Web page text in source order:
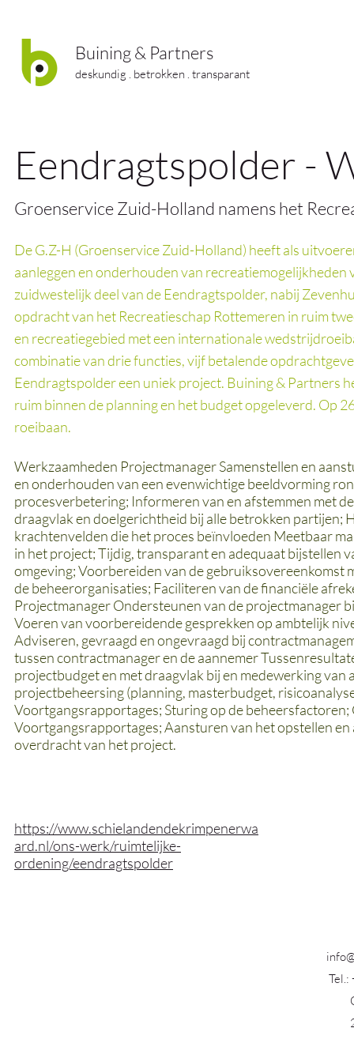
Buining & Partners
deskundig . betrokken . transparant
Eendragtspolder -
Groenservice Zuid-Holland namens het
De G.Z-H (Groenservice Zuid-Holland) heeft als
aanleggen en onderhouden van
zuidwestelijk deel van de Eendragtspolder, nabij
opdracht van het Recreatieschap Rottemeren in ruim
en recreatiegebied met een internationale
combinatie van drie functies, vijf betalende
Eendragtspolder een uniek project. Buining & Partners
ruim binnen de planning en het budget opgeleverd. Op
roeibaan.
Werkzaamheden Projectmanager Samenstellen en
en onderhouden van een evenwichtige beeldvorming
procesverbetering; Informeren van en afstemmen met
draagvlak en doelgerichtheid bij alle betrokken partijen;
krachtenvelden die het proces beïnvloeden Meetbaar
in het project; Tijdig, transparant en adequaat bijstellen
omgeving; Voorbereiden van de gebruiksovereenkomst
de beheerorganisaties; Faciliteren van de financiële
Projectmanager Ondersteunen van de projectmanager
Voeren van voorbereidende gesprekken op ambtelijk
Adviseren, gevraagd en ongevraagd bij
tussen contractmanager en de aannemer
projectbudget en met draagvlak bij en medewerking
projectbeheersing (planning, masterbudget,
Voortgangsrapportages; Sturing op de
Voortgangsrapportages; Aansturen van het opstellen
overdracht van het project.
https://www.schielandendekrimpenerwa
ard.nl/ons-werk/ruimtelijke-
ordening/eendragtspolder